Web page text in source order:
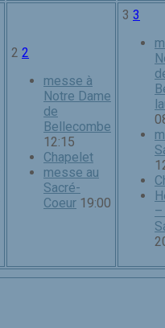
2 2
messe à
Notre Dame
de
Bellecombe
12:15
Chapelet
messe au
Sacré-
Coeur 19:00
3 3
–